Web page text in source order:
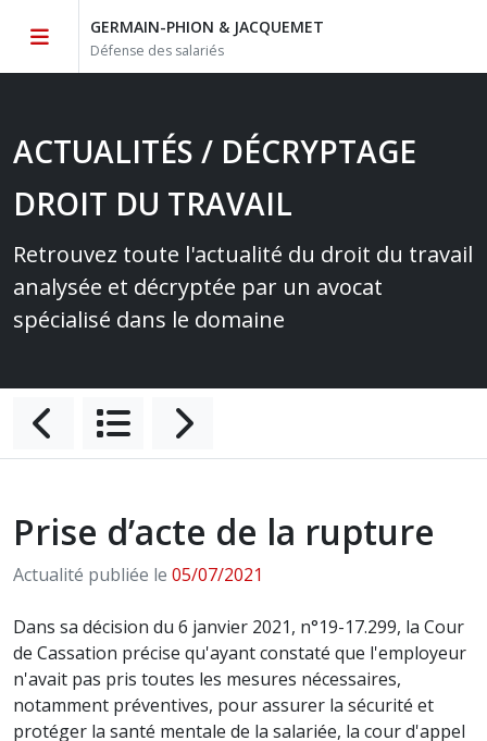
GERMAIN-PHION & JACQUEMET
Défense des salariés
ACTUALITÉS / DÉCRYPTAGE
DROIT DU TRAVAIL
Retrouvez toute l'actualité du droit du travail
analysée et décryptée par un avocat
spécialisé dans le domaine
Prise d’acte de la rupture
Actualité publiée le 05/07/2021
Dans sa décision du 6 janvier 2021, n°19-17.299, la Cour
de Cassation précise qu'ayant constaté que l'employeur
n'avait pas pris toutes les mesures nécessaires,
notamment préventives, pour assurer la sécurité et
protéger la santé mentale de la salariée, la cour d'appel